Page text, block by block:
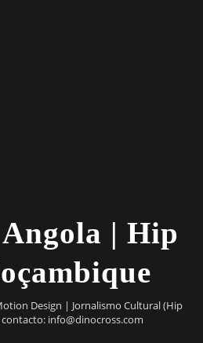
| Hip
Design | Jornalismo Cultural (Hip
info@dinocross.com